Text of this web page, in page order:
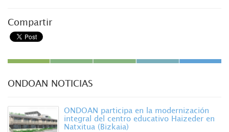
Compartir
ONDOAN NOTICIAS
ONDOAN participa en la modernización
integral del centro educativo Haizeder en
Natxitua (Bizkaia)